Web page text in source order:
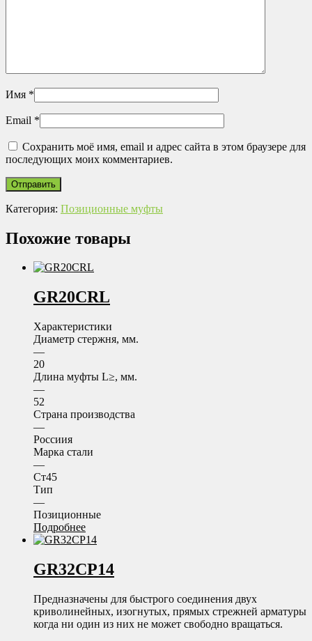
Имя *
Email *
Сохранить моё имя, email и адрес сайта в этом браузере для
последующих моих комментариев.
Категория: Позиционные муфты
Похожие товары
GR20CRL
Характеристики
Диаметр стержня, мм.
—
20
Длина муфты L≥, мм.
—
52
Страна производства
—
Россиия
Марка стали
—
Ст45
Тип
—
Позиционные
Подробнее
GR32CP14
Предназначены для быстрого соединения двух
криволинейных, изогнутых, прямых стрежней арматуры
когда ни один из них не может свободно вращаться.